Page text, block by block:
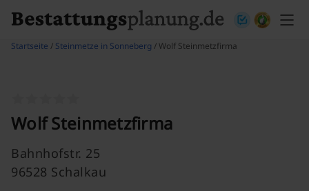
Startseite / Steinmetze in Sonneberg / Wolf Steinmetzfirma
Wolf Steinmetzfirma
Bahnhofstr. 25
96528 Schalkau